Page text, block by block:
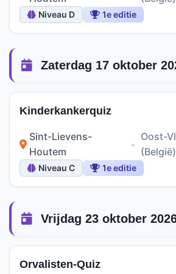
Niveau D 1e editie
Zaterdag 17 oktober
Kinderkankerquiz
Sint-Lievens-
Houtem
•
Oost-
(België)
Niveau C 1e editie
Vrijdag 23 oktober
Orvalisten-Quiz